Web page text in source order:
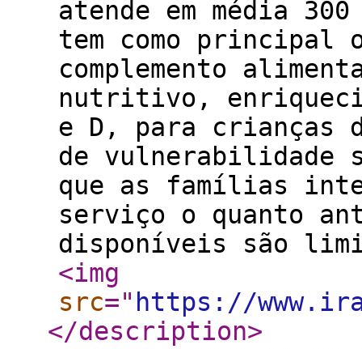
atende em média
tem como principal
complemento
nutritivo,
e D, para crianças
de vulnerabilidade
que as famílias
serviço o quanto
disponíveis são
<img
src=" https://
</description>